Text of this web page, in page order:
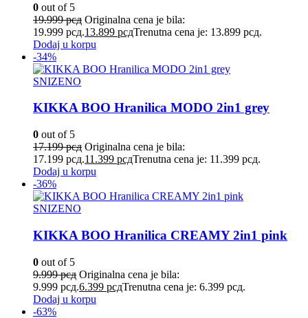
0 out of 5
19.999рсд Originalna cena je bila:
19.999 рсд.13.899 рсдTrenutna cena je: 13.899 рсд.
Dodaj u korpu
-34%
SNIZENO
KIKKA BOO Hranilica MODO 2in1 grey
0 out of 5
17.199рсд Originalna cena je bila:
17.199 рсд.11.399 рсдTrenutna cena je: 11.399 рсд.
Dodaj u korpu
-36%
SNIZENO
KIKKA BOO Hranilica CREAMY 2in1 pink
0 out of 5
9.999рсд Originalna cena je bila:
9.999 рсд.6.399 рсдTrenutna cena je: 6.399 рсд.
Dodaj u korpu
-63%